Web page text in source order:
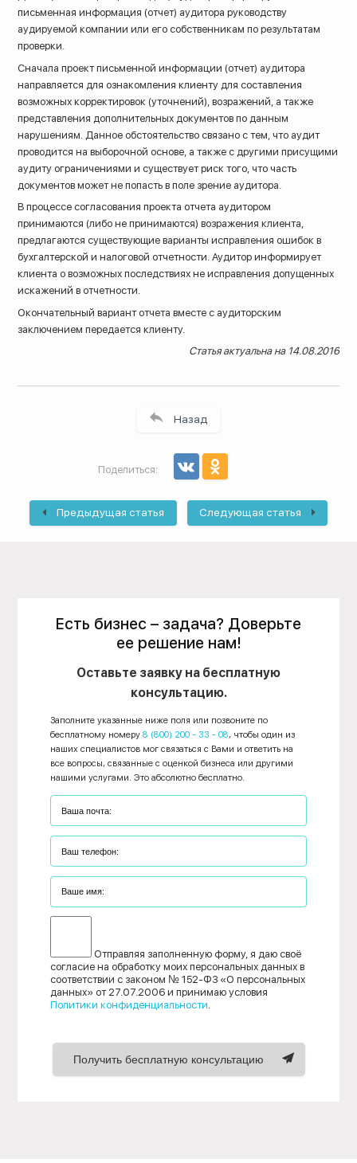
письменная информация (отчет) аудитора руководству
аудируемой компании или его собственникам по результатам
проверки.
Сначала проект письменной информации (отчет) аудитора
направляется для ознакомления клиенту для составления
возможных корректировок (уточнений), возражений, а также
представления дополнительных документов по данным
нарушениям. Данное обстоятельство связано с тем, что аудит
проводится на выборочной основе, а также с другими присущими
аудиту ограничениями и существует риск того, что часть
документов может не попасть в поле зрение аудитора.
В процессе согласования проекта отчета аудитором
принимаются (либо не принимаются) возражения клиента,
предлагаются существующие варианты исправления ошибок в
бухгалтерской и налоговой отчетности. Аудитор информирует
клиента о возможных последствиях не исправления допущенных
искажений в отчетности.
Окончательный вариант отчета вместе с аудиторским
заключением передается клиенту.
Статья актуальна на 14.08.2016
Назад
Поделиться:
Предыдущая статья Следующая статья
Есть бизнес – задача? Доверьте
ее решение нам!
Оставьте заявку на бесплатную
консультацию.
Заполните указанные ниже поля или позвоните по
бесплатному номеру 8 (800) 200 - 33 - 08, чтобы один из
наших специалистов мог связаться с Вами и ответить на
все вопросы, связанные с оценкой бизнеса или другими
нашими услугами. Это абсолютно бесплатно.
Отправляя заполненную форму, я даю своё
согласие на обработку моих персональных данных в
соответствии с законом № 152-ФЗ «О персональных
данных» от 27.07.2006 и принимаю условия
Политики конфиденциальности.
Получить бесплатную консультацию